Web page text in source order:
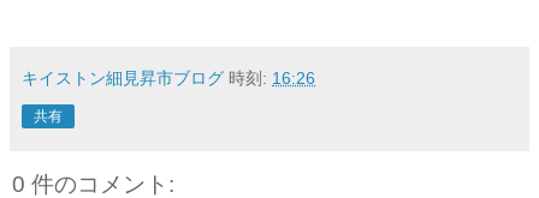
キイストン細見昇市ブログ 時刻: 16:26
共有
0 件のコメント: